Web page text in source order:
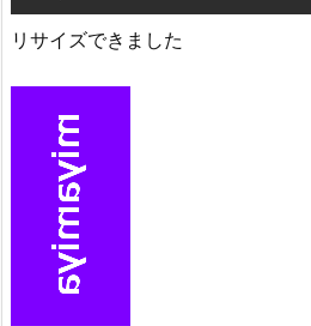
リサイズできました